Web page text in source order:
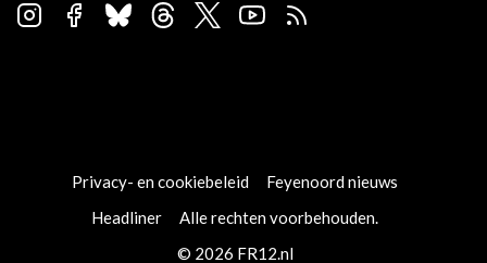
Privacy- en cookiebeleid
Feyenoord nieuws
Headliner
Alle rechten voorbehouden.
© 2026 FR12.nl